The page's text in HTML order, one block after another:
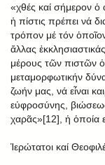
«χθές καί σήμερον ὁ
ἡ πίστις πρέπει νά
τρόπον μέ τόν
ἄλλας
μέρους τῶν πιστῶν
μεταμορφωτικήν
ζωήν μας, νά εἶναι
εὐφροσύνης,
χαρᾶς»[12], ἡ ὁποία
Ἱερώτατοι καί